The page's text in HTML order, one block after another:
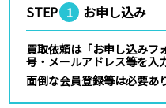
STEP 1 お申し込み
買取依頼は「お申し込みフ
号・メールアドレス等を入
面倒な会員登録等は必要あ